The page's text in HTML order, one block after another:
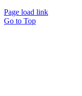
Page load link
Go to Top